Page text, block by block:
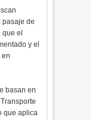
pasaje de
el
y el
en
basan en
que aplica